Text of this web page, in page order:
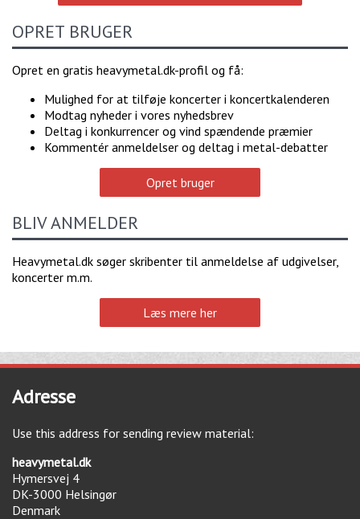
OPRET BRUGER
Opret en gratis heavymetal.dk-profil og få:
Mulighed for at tilføje koncerter i koncertkalenderen
Modtag nyheder i vores nyhedsbrev
Deltag i konkurrencer og vind spændende præmier
Kommentér anmeldelser og deltag i metal-debatter
Opret bruger
BLIV ANMELDER
Heavymetal.dk søger skribenter til anmeldelse af udgivelser,
koncerter m.m.
Læs mere her
Adresse
Use this address for sending review material:
heavymetal.dk
Hymersvej 4
DK-3000 Helsingør
Denmark